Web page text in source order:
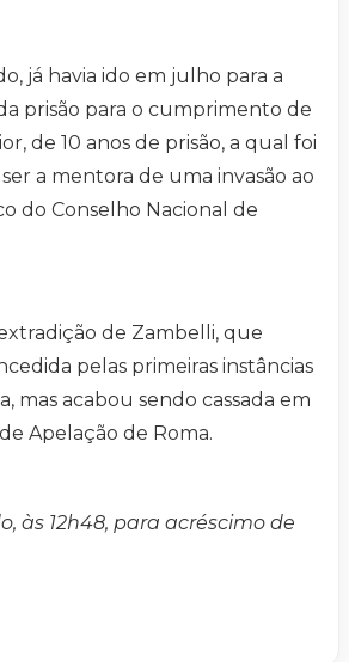
já havia ido em julho para a
prisão para o cumprimento de
de 10 anos de prisão, a qual foi
a mentora de uma invasão ao
do Conselho Nacional de
de Zambelli, que
pelas primeiras instâncias
mas acabou sendo cassada em
Apelação de Roma.
às 12h48, para acréscimo de